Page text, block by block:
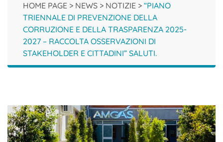
HOME PAGE > NEWS > NOTIZIE > “PIANO
TRIENNALE DI PREVENZIONE DELLA
CORRUZIONE E DELLA TRASPARENZA 2025-
2027 – RACCOLTA OSSERVAZIONI DI
STAKEHOLDER E CITTADINI” SALUTI.